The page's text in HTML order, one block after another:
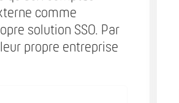
comme
solution SSO. Par
propre entreprise